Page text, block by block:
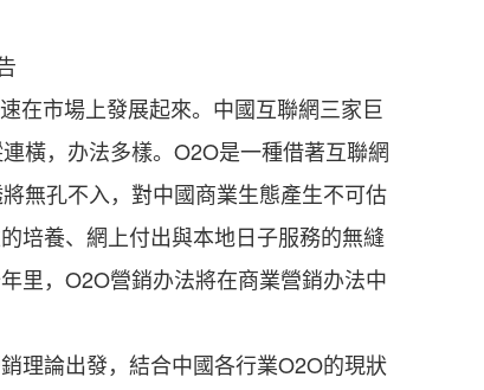
市場上發展起來。中國互聯網三家巨
橫，办法多樣。O2O是一種借著互聯網
無孔不入，對中國商業生態產生不可估
培養、網上付出與本地日子服務的無縫
里，O2O營銷办法將在商業營銷办法中
理論出發，結合中國各行業O2O的現狀